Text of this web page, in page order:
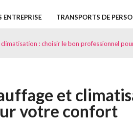
ENTREPRISE TRANSPORTS DE
: choisir le bon professionnel
et
votre confort